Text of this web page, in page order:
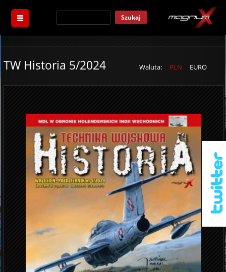
Szukaj
Waluta: PLN EURO
TW Historia 5/2024